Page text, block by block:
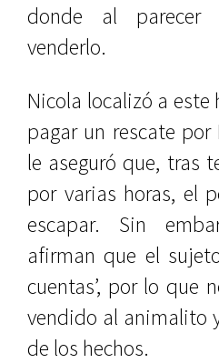
donde al parecer
venderlo.
Nicola localizó a este
pagar un rescate
le aseguró que, tras
por varias horas, el
escapar. Sin
afirman que el
cuentas’, por lo que
vendido al animalito
de los hechos.